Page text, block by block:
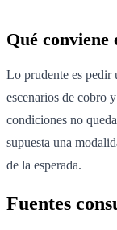
Qué
Lo prudente es pedir
escenarios de cobro
condiciones no
supuesta una
de la esperada.
Fuentes